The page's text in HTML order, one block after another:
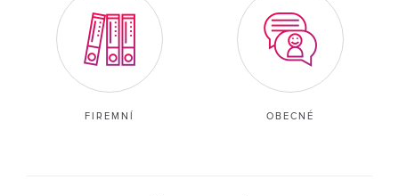
FIREMNÍ OBECNÉ